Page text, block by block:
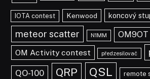
IOTA contest Kenwood koncový
meteor scatter N1MM
OM9OT
OM Activity contest
předzesilovač
QO-100 QRP QSL remote